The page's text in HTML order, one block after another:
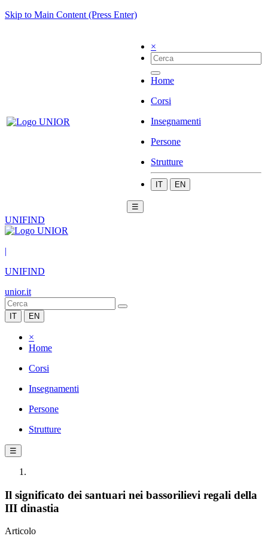
Skip to Main Content (Press Enter)
×
Home
Corsi
Insegnamenti
Persone
Strutture
IT EN
☰
UNIFIND
|
UNIFIND
unior.it
IT EN
×
Home
Corsi
Insegnamenti
Persone
Strutture
☰
Il significato dei santuari nei bassorilievi regali della
III dinastia
Articolo